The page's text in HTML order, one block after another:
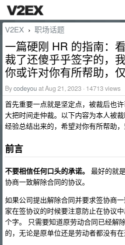
V2EX › 职场话题
一篇硬刚 HR 的指南：
裁了还傻乎乎签字的，
你或许对你有所帮助，
Bycodeyou at Aug 21, 2023 · 14713 views
首先重要一点就是坚定点，被裁后也
大把时间走仲裁。以下内容为本人被
经验总结出来的，希望对你有所帮助，
前言
不要相信任何口头的承诺。 最好的就
协商一致解除合同的协议。
如果公司提出解除合同并要求签协商
家在签协议的时候要注意防止在协议
个字。 只需要知道原劳动合同已经解
的，无论是原单位还是劳动者都没有在